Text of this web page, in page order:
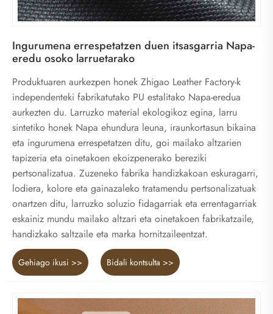
Ingurumena errespetatzen duen itsasgarria Napa-
eredu osoko larruetarako
Produktuaren aurkezpen honek Zhigao Leather Factory-k
independenteki fabrikatutako PU estalitako Napa-eredua
aurkezten du. Larruzko material ekologikoz egina, larru
sintetiko honek Napa ehundura leuna, iraunkortasun bikaina
eta ingurumena errespetatzen ditu, goi mailako altzarien
tapizeria eta oinetakoen ekoizpenerako bereziki
pertsonalizatua. Zuzeneko fabrika handizkakoan eskuragarri,
lodiera, kolore eta gainazaleko tratamendu pertsonalizatuak
onartzen ditu, larruzko soluzio fidagarriak eta errentagarriak
eskainiz mundu mailako altzari eta oinetakoen fabrikatzaile,
handizkako saltzaile eta marka hornitzaileentzat.
Gehiago ikusi >> Bidali kontsulta >>